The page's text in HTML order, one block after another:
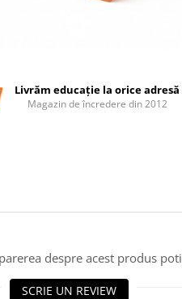
Livrăm educație la orice adresă
Magazin de încredere din 2012
despre acest produs
SCRIE UN REVIEW